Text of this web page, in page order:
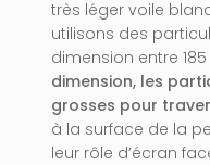
très léger voile
utilisons des
dimension entre
dimension, les
grosses pour
à la surface de la
leur rôle d’écran